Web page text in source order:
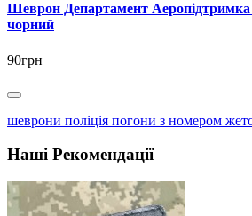
Шеврон Департамент Аеропідтримка
чорний
90грн
шеврони поліція погони з номером
Наші Рекомендації